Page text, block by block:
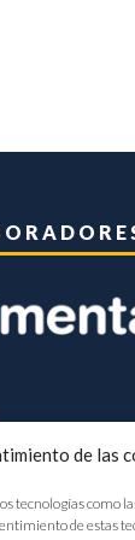
de las
tecnologías como
de estas